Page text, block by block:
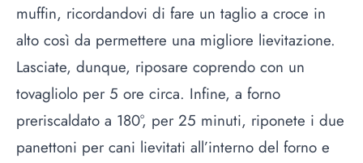
muffin, ricordandovi di fare un taglio a croce in
alto così da permettere una migliore lievitazione.
Lasciate, dunque, riposare coprendo con un
tovagliolo per 5 ore circa. Infine, a forno
preriscaldato a 180°, per 25 minuti, riponete i due
panettoni per cani lievitati all’interno del forno e